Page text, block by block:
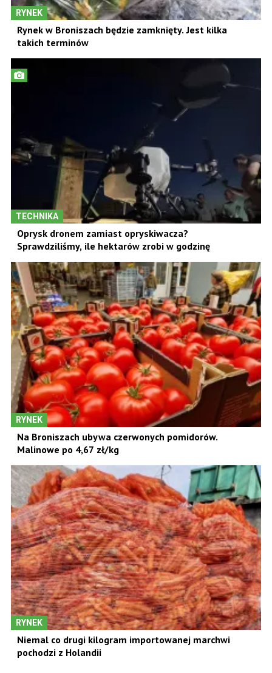
RYNEK
Rynek w Broniszach będzie zamknięty. Jest kilka
takich terminów
TECHNIKA
Oprysk dronem zamiast opryskiwacza?
Sprawdziliśmy, ile hektarów zrobi w godzinę
RYNEK
Na Broniszach ubywa czerwonych pomidorów.
Malinowe po 4,67 zł/kg
RYNEK
Niemal co drugi kilogram importowanej marchwi
pochodzi z Holandii